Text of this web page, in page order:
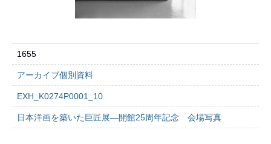
1655
アーカイブ個別資料
EXH_K0274P0001_10
日本洋画を築いた巨匠展―開館25周年記念 会場写真